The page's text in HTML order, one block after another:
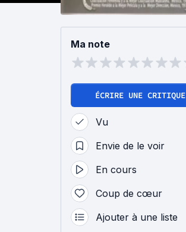
Ma note
ÉCRIRE UNE CRITIQUE
Vu
Envie de le voir
En cours
Coup de cœur
Ajouter à une liste